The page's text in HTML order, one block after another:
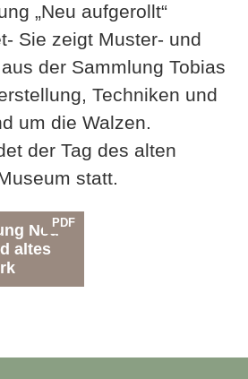
„Neu aufgerollt“
Sie zeigt Muster- und
der Sammlung Tobias
Techniken und
um die Walzen.
der Tag des alten
statt.
Neu
altes
PDF